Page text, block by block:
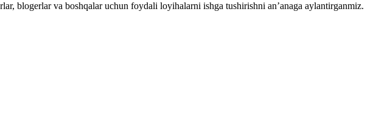
blogerlar va boshqalar uchun foydali loyihalarni ishga tushirishni an’anaga aylantirganmiz.